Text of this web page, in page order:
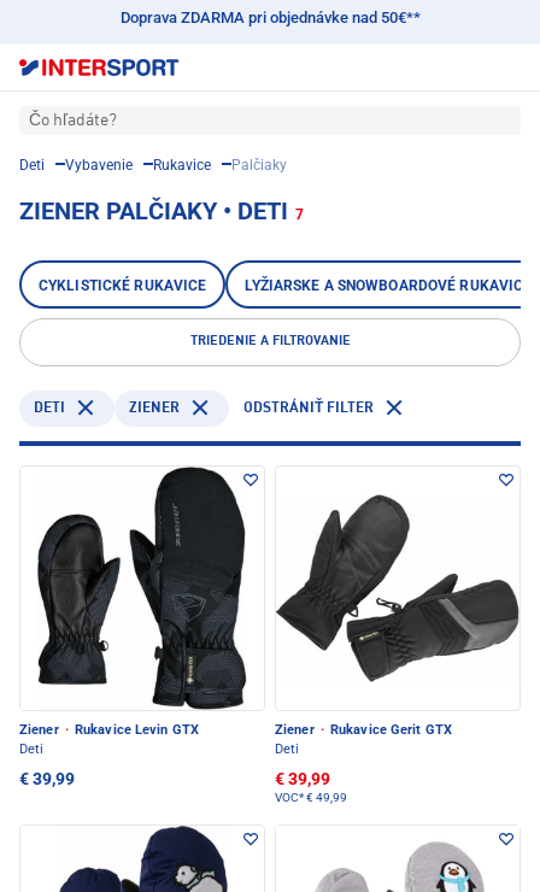
Doprava ZDARMA pri objednávke nad 50€**
Čo hľadáte?
Deti Vybavenie Rukavice Palčiaky
ZIENER PALČIAKY • DETI 7
CYKLISTICKÉ RUKAVICE LYŽIARSKE A SNOWBOARDOVÉ RUKAVICE
TRIEDENIE A FILTROVANIE
DETI ZIENER ODSTRÁNIŤ FILTER
Ziener · Rukavice Levin GTX
Deti
€ 39,99
Ziener · Rukavice Gerit GTX
Deti
€ 39,99
VOC*€ 49,99